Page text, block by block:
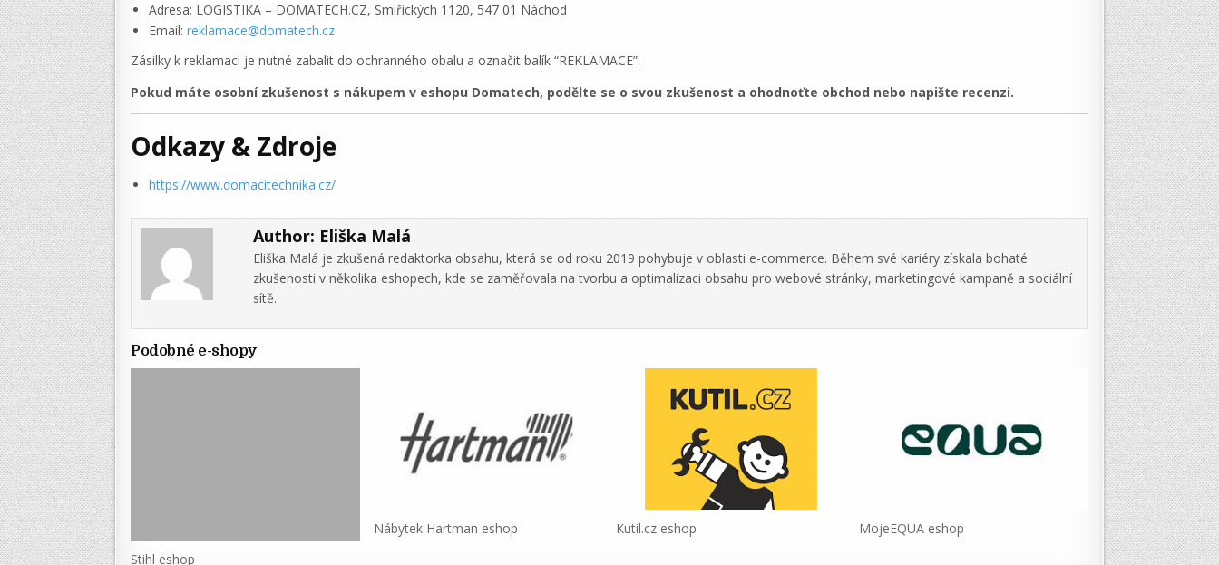
Adresa: LOGISTIKA – DOMATECH.CZ, Smiřických 1120, 547 01 Náchod
Email: reklamace@domatech.cz
Zásilky k reklamaci je nutné zabalit do ochranného obalu a označit balík “REKLAMACE”.
Pokud máte osobní zkušenost s nákupem v eshopu Domatech, podělte se o svou zkušenost a ohodnoťte obchod nebo napište recenzi.
Odkazy & Zdroje
https://www.domacitechnika.cz/
Author: Eliška Malá
Eliška Malá je zkušená redaktorka obsahu, která se od roku 2019 pohybuje v oblasti e-commerce. Během své kariéry získala bohaté
zkušenosti v několika eshopech, kde se zaměřovala na tvorbu a optimalizaci obsahu pro webové stránky, marketingové kampaně a sociální
sítě.
Podobné e-shopy
Stihl eshop
Nábytek Hartman eshop Kutil.cz eshop MojeEQUA eshop